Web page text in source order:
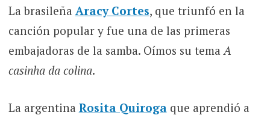
La brasileña Aracy Cortes, que triunfó en la
canción popular y fue una de las primeras
embajadoras de la samba. Oímos su temaA
casinha da colina.
La argentina Rosita Quirogaque aprendió a